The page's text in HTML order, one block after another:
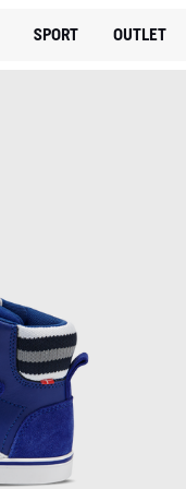
SPORT OUTLET